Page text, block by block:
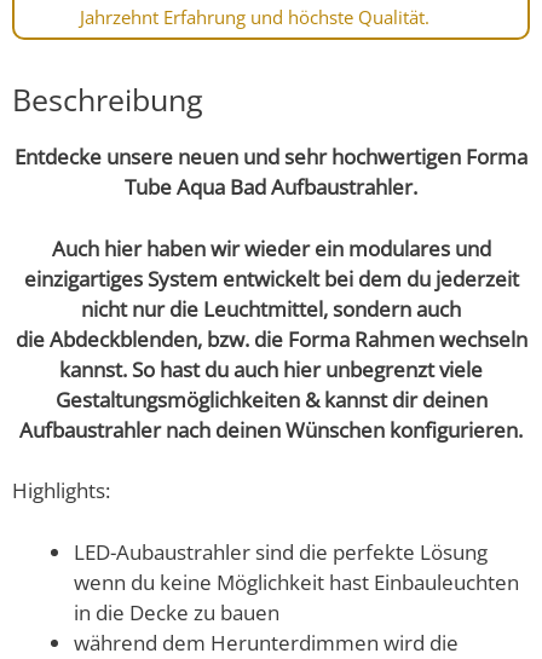
Jahrzehnt Erfahrung und höchste Qualität.
Beschreibung
Entdecke unsere neuen und sehr hochwertigen Forma
Tube Aqua Bad Aufbaustrahler.
Auch hier haben wir wieder ein modulares und
einzigartiges System entwickelt bei dem du jederzeit
nicht nur die Leuchtmittel, sondern auch
die Abdeckblenden, bzw. die Forma Rahmen wechseln
kannst. So hast du auch hier unbegrenzt viele
Gestaltungsmöglichkeiten & kannst dir deinen
Aufbaustrahler nach deinen Wünschen konfigurieren.
Highlights:
LED-Aubaustrahler sind die perfekte Lösung
wenn du keine Möglichkeit hast Einbauleuchten
in die Decke zu bauen
während dem Herunterdimmen wird die